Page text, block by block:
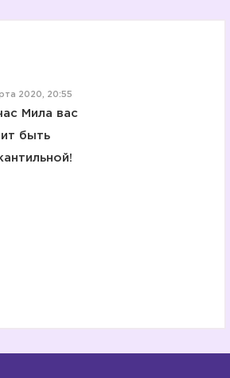
2020, 20:55
Мила вас
быть